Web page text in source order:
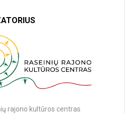
rajono kultūros centras